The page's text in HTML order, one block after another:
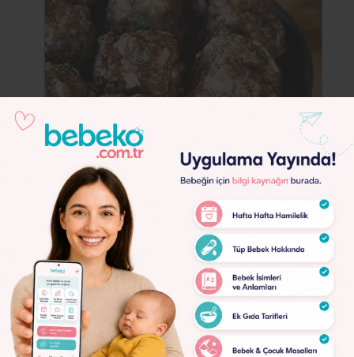
Lorem
Ipsum
Dolor
Lorem
Ipsum
Dolor
Kuru Fasulyeli Köfte (8+Ay)
Nasıl lezzetli nasıl müthiş bir şey oldu
Ek Gıda Malzemeleri;
1 çay bardağı haşlanmış kuru fasulye
1 yumurta sarısı